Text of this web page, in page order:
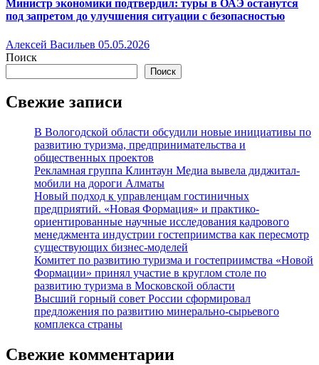
Министр экономики подтвердил: туры в ОАЭ останутся
под запретом до улучшения ситуации с безопасностью
Алексей Васильев 05.05.2026
Поиск
Поиск
Свежие записи
В Вологодской области обсудили новые инициативы по
развитию туризма, предпринимательства и
общественных проектов
Рекламная группа Клинтаун Медиа вывела диджитал-
мобили на дороги Алматы
Новый подход к управленцам гостиничных
предприятий. «Новая Формация» и практико-
ориентированные научные исследования кадрового
менеджмента индустрии гостеприимства как пересмотр
существующих бизнес-моделей
Комитет по развитию туризма и гостеприимства «Новой
Формации» принял участие в круглом столе по
развитию туризма в Московской области
Высший горный совет России сформировал
предложения по развитию минерально-сырьевого
комплекса страны
Свежие комментарии